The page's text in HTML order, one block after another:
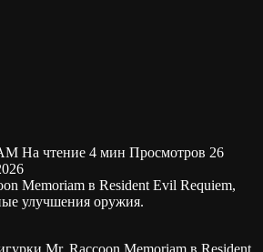
На чтение 4 мин Просмотров 26
Memoriam в Resident Evil Requiem,
улучшения оружия.
Mr. Raccoon Memoriam в Resident